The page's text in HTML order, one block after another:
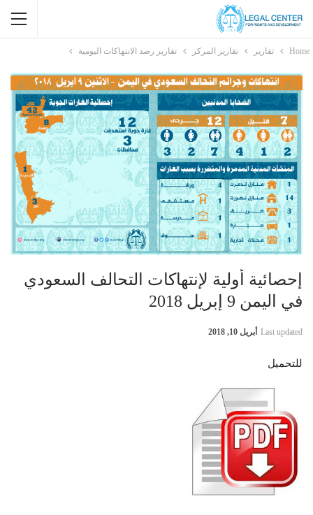
Home تقارير تقارير المركز تقارير رصد الانتهاكات اليومية
إحصائية أولية لإنتهاكات التحالف السعودي
في اليمن 9 إبريل 2018
Last updated أبريل 10, 2018
للتحميل